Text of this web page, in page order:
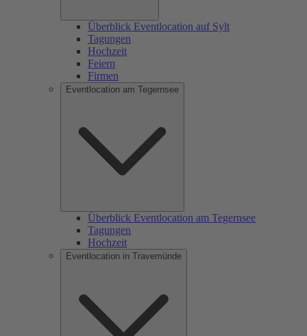
Überblick Eventlocation auf Sylt
Tagungen
Hochzeit
Feiern
Firmen
Eventlocation am Tegernsee
Überblick Eventlocation am Tegernsee
Tagungen
Hochzeit
Eventlocation in Travemünde